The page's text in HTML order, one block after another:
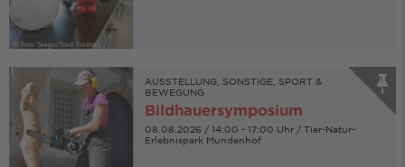
© Foto: Seeger/Stadt Freiburg
AUSSTELLUNG, SONSTIGE, SPORT &
BEWEGUNG
Bildhauersymposium
08.08.2026 / 14:00 - 17:00 Uhr / Tier-Natur-
Erlebnispark Mundenhof